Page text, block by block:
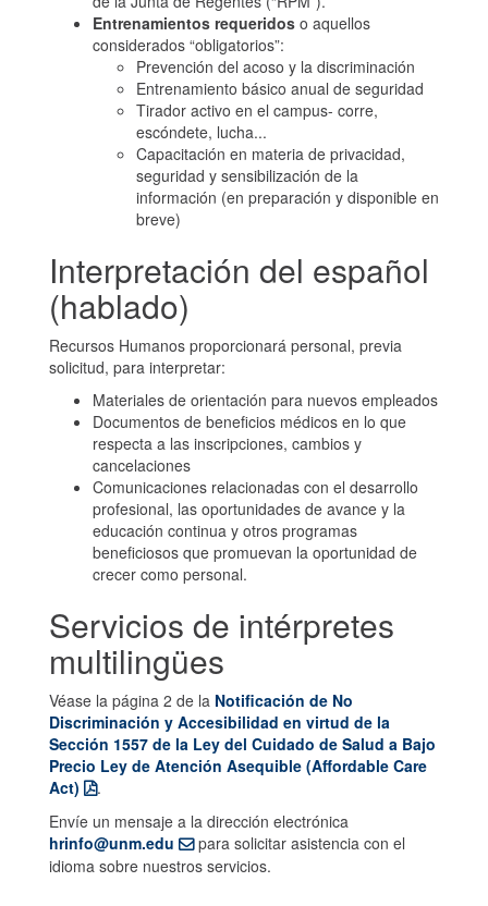
Entrenamientos requeridos o aquellos
considerados “obligatorios”:
Prevención del acoso y la discriminación
Entrenamiento básico anual de seguridad
Tirador activo en el campus- corre,
escóndete, lucha...
Capacitación en materia de privacidad,
seguridad y sensibilización de la
información (en preparación y disponible en
breve)
Interpretación del español
(hablado)
Recursos Humanos proporcionará personal, previa
solicitud, para interpretar:
Materiales de orientación para nuevos empleados
Documentos de beneficios médicos en lo que
respecta a las inscripciones, cambios y
cancelaciones
Comunicaciones relacionadas con el desarrollo
profesional, las oportunidades de avance y la
educación continua y otros programas
beneficiosos que promuevan la oportunidad de
crecer como personal.
Servicios de intérpretes
multilingües
Véase la página 2 de la Notificación de No
Discriminación y Accesibilidad en virtud de la
Sección 1557 de la Ley del Cuidado de Salud a Bajo
Precio Ley de Atención Asequible (Affordable Care
Act)
.
Envíe un mensaje a la dirección electrónica
hrinfo@unm.edu
para solicitar asistencia con el
idioma sobre nuestros servicios.